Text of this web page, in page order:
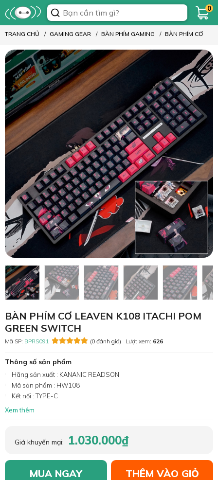
0
TRANG CHỦ GAMING GEAR BÀN PHÍM GAMING BÀN PHÍM CƠ
BÀN PHÍM CƠ LEAVEN K108 ITACHI POM
GREEN SWITCH
Mã SP: BPRS091 (0 đánh giá) Lượt xem: 626
Thông số sản phẩm
Hãng sản xuất : KANANIC READSON
Mã sản phẩm : HW108
Kết nối : TYPE-C
Xem thêm
Giá khuyến mại: 1.030.000₫
MUA NGAY THÊM VÀO GIỎ